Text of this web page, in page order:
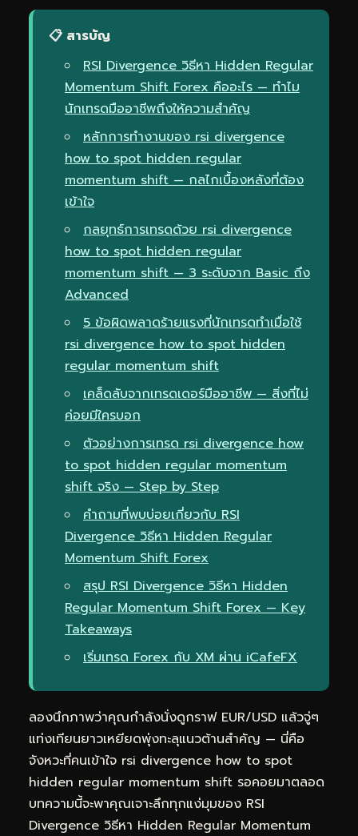
📋 สารบัญ
RSI Divergence วิธีหา Hidden Regular
Momentum Shift Forex คืออะไร — ทำไม
นักเทรดมืออาชีพถึงให้ความสำคัญ
หลักการทำงานของ rsi divergence
how to spot hidden regular
momentum shift — กลไกเบื้องหลังที่ต้อง
เข้าใจ
กลยุทธ์การเทรดด้วย rsi divergence
how to spot hidden regular
momentum shift — 3 ระดับจาก Basic ถึง
Advanced
5 ข้อผิดพลาดร้ายแรงที่นักเทรดทำเมื่อใช้
rsi divergence how to spot hidden
regular momentum shift
เคล็ดลับจากเทรดเดอร์มืออาชีพ — สิ่งที่ไม่
ค่อยมีใครบอก
ตัวอย่างการเทรด rsi divergence how
to spot hidden regular momentum
shift จริง — Step by Step
คำถามที่พบบ่อยเกี่ยวกับ RSI
Divergence วิธีหา Hidden Regular
Momentum Shift Forex
สรุป RSI Divergence วิธีหา Hidden
Regular Momentum Shift Forex — Key
Takeaways
เริ่มเทรด Forex กับ XM ผ่าน iCafeFX
ลองนึกภาพว่าคุณกำลังนั่งดูกราฟ EUR/USD แล้วจู่ๆ
แท่งเทียนยาวเหยียดพุ่งทะลุแนวต้านสำคัญ — นี่คือ
จังหวะที่คนเข้าใจ rsi divergence how to spot
hidden regular momentum shift รอคอยมาตลอด
บทความนี้จะพาคุณเจาะลึกทุกแง่มุมของ RSI
Divergence วิธีหา Hidden Regular Momentum